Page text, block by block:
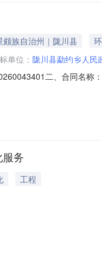
族自治州｜陇川县
单位： 陇川县勐约乡人民
二、合同名称
主要标的名称：园林绿
务
工程